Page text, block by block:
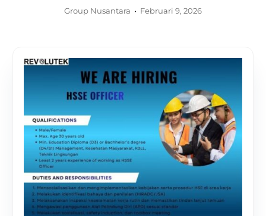
Group Nusantara Februari 9, 2026